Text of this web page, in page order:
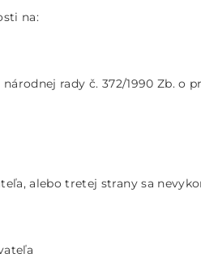
na:
rady č. 372/1990 Zb. o
alebo tretej strany sa